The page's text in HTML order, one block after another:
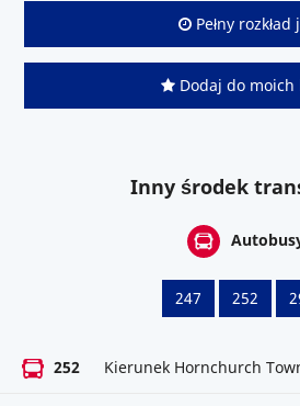
Pełny rozkład
Dodaj do moich
Inny środek
247 252
252 Kierunek Hornchurch